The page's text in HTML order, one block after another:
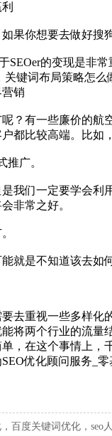
果你想要去做好搜
SEOer的变现是非
销
？有一些廉价的航
都比较高端。比如
推广。
我们一定要学会
非常之好。
就是不知道该去如
去重视一些多样化
将两个行业的流量
，在这个事情上，
优化顾问服务_零
，百度关键词优化，seo